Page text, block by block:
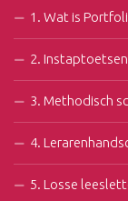
1. Wat is
2. Instaptoetsen
3. Methodisch
4.
5. Losse